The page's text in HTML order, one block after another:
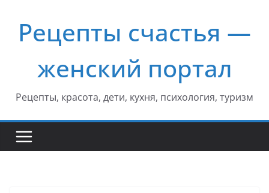
содержимому
Рецепты счастья —
женский портал
Рецепты, красота, дети, кухня, психология, туризм